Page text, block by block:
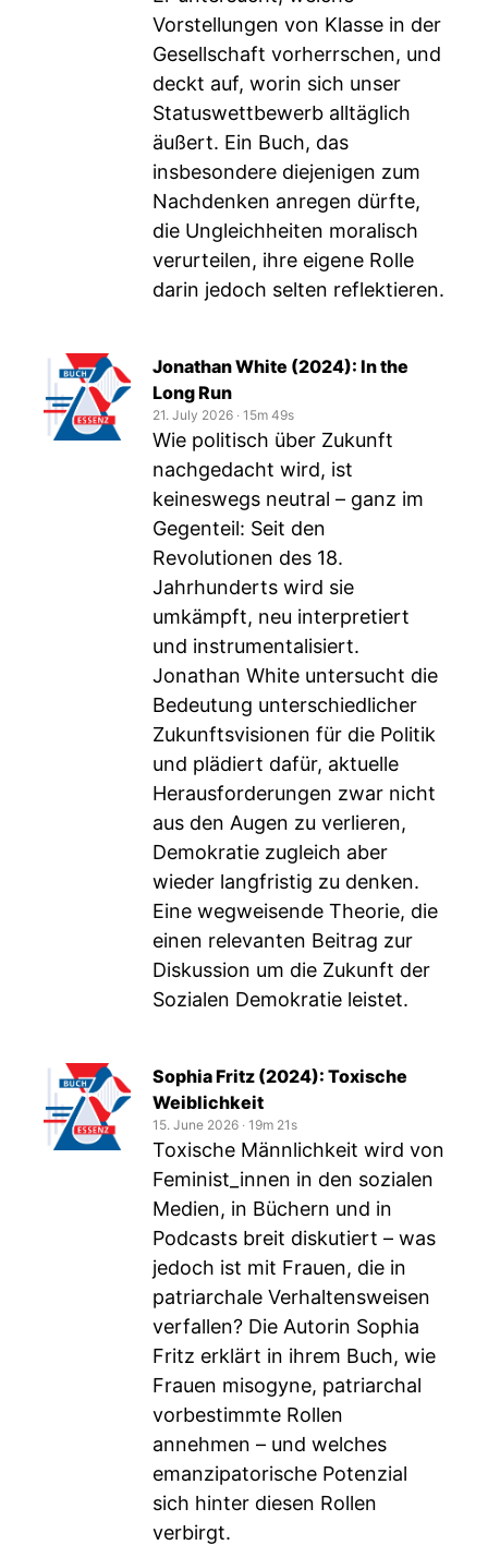
Vorstellungen von Klasse in der
Gesellschaft vorherrschen, und
deckt auf, worin sich unser
Statuswettbewerb alltäglich
äußert. Ein Buch, das
insbesondere diejenigen zum
Nachdenken anregen dürfte,
die Ungleichheiten moralisch
verurteilen, ihre eigene Rolle
darin jedoch selten reflektieren.
Jonathan White (2024): In the
Long Run
21. July 2026 ‧ 15m 49s
Wie politisch über Zukunft
nachgedacht wird, ist
keineswegs neutral – ganz im
Gegenteil: Seit den
Revolutionen des 18.
Jahrhunderts wird sie
umkämpft, neu interpretiert
und instrumentalisiert.
Jonathan White untersucht die
Bedeutung unterschiedlicher
Zukunftsvisionen für die Politik
und plädiert dafür, aktuelle
Herausforderungen zwar nicht
aus den Augen zu verlieren,
Demokratie zugleich aber
wieder langfristig zu denken.
Eine wegweisende Theorie, die
einen relevanten Beitrag zur
Diskussion um die Zukunft der
Sozialen Demokratie leistet.
Sophia Fritz (2024): Toxische
Weiblichkeit
15. June 2026 ‧ 19m 21s
Toxische Männlichkeit wird von
Feminist_innen in den sozialen
Medien, in Büchern und in
Podcasts breit diskutiert – was
jedoch ist mit Frauen, die in
patriarchale Verhaltensweisen
verfallen? Die Autorin Sophia
Fritz erklärt in ihrem Buch, wie
Frauen misogyne, patriarchal
vorbestimmte Rollen
annehmen – und welches
emanzipatorische Potenzial
sich hinter diesen Rollen
verbirgt.